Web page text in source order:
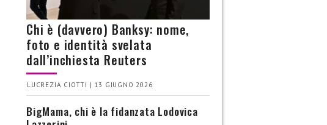
Chi è (davvero) Banksy: nome,
foto e identità svelata
dall’inchiesta Reuters
LUCREZIA CIOTTI | 13 GIUGNO 2026
BigMama, chi è la fidanzata Lodovica